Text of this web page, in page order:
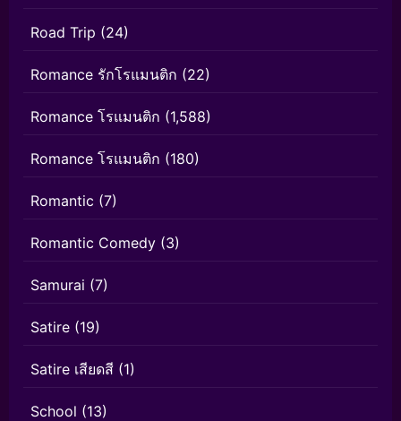
Road Trip (24)
Romance รักโรแมนติก (22)
Romance โรแมนติก (1,588)
Romance โรแมนติก (180)
Romantic (7)
Romantic Comedy (3)
Samurai (7)
Satire (19)
Satire เสียดสี (1)
School (13)